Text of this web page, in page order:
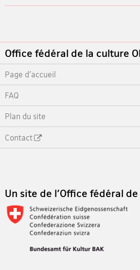
Footer
Office fédéral de la culture
Page d'accueil
FAQ
Plan du site
Contact
Un site de l'Office fédéral